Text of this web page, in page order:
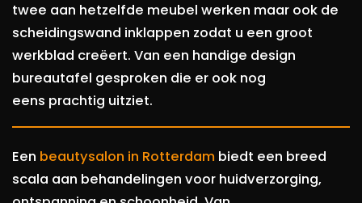
twee aan hetzelfde meubel werken maar ook de
scheidingswand inklappen zodat u een groot
werkblad creëert. Van een handige design
bureautafel gesproken die er ook nog
eens prachtig uitziet.
Een beautysalon in Rotterdam biedt een breed
scala aan behandelingen voor huidverzorging,